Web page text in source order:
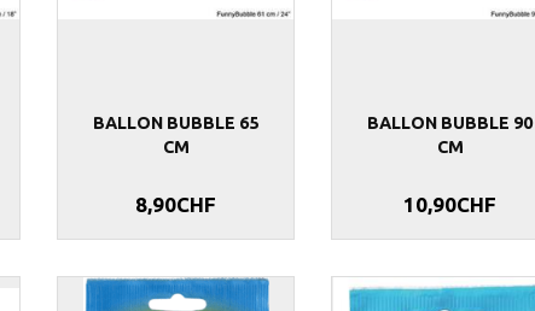
BALLON BUBBLE 65
CM
8,90CHF
BALLON BUBBLE 90
CM
10,90CHF